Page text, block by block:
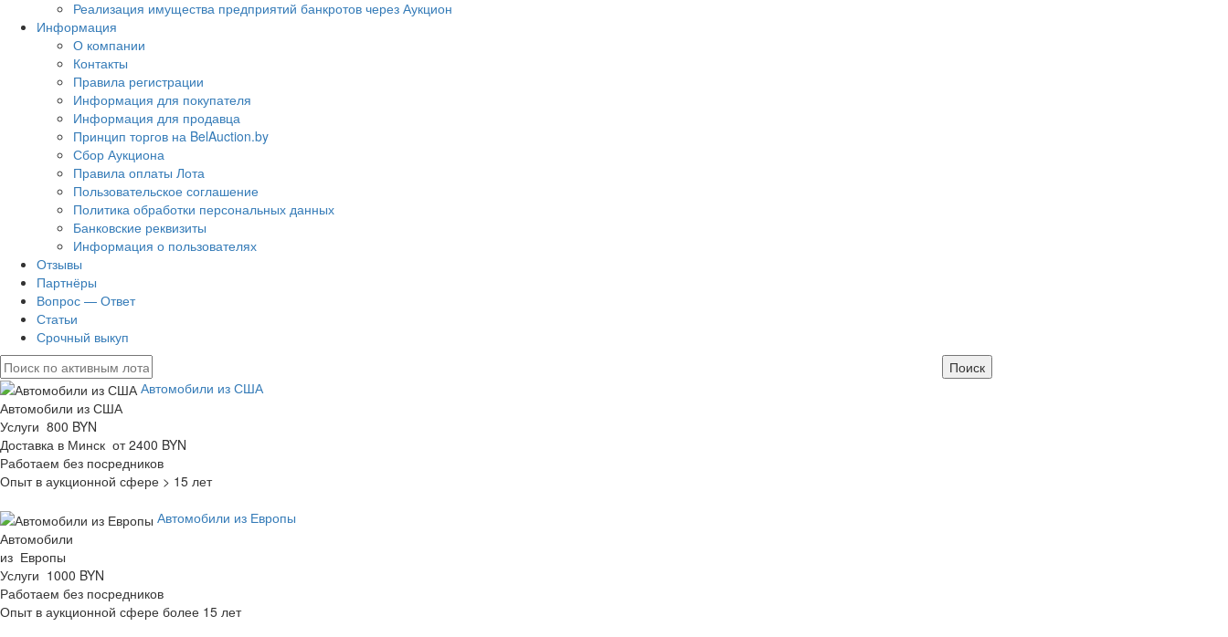
Реализация имущества предприятий банкротов через Аукцион
Информация
О компании
Контакты
Правила регистрации
Информация для покупателя
Информация для продавца
Принцип торгов на BelAuction.by
Сбор Аукциона
Правила оплаты Лота
Пользовательское соглашение
Политика обработки персональных данных
Банковские реквизиты
Информация о пользователях
Отзывы
Партнёры
Вопрос — Ответ
Статьи
Срочный выкуп
Автомобили из США
Автомобили из США
Услуги 800 BYN
Доставка в Минск от 2400 BYN
Работаем без посредников
Опыт в аукционной сфере > 15 лет
Автомобили из Европы
Автомобили
из Европы
Услуги 1000 BYN
Работаем без посредников
Опыт в аукционной сфере более 15 лет